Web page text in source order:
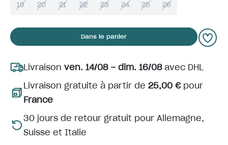
19 20 21 22 23 24 25 26
Dans le panier
Livraison ven. 14/08 – dim. 16/08avec DHL
Livraison gratuite à partir de 25,00 €pour
France
30 jours de retour gratuit pour Allemagne,
Suisse et Italie